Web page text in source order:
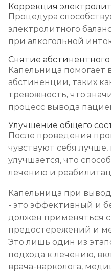
Коррекция
Процедура
электролитного
при алкогольной
Снятие
Капельница помогает
абстиненции, таких
тревожность, что
процесс вывода
Улучшение общего
После проведения
чувствуют себя
улучшается, что
лечению и
Капельница при
- это эффективный и
должен применяться с
предостережений и
Это лишь один из
подхода к лечению,
врача-нарколога,